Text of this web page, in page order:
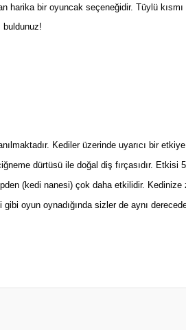
bir oyuncak seçeneğidir. Tüylü
buldunuz!
Kediler üzerinde uyarıcı bir
dürtüsü ile doğal diş fırçasıdır. Etkisi
(kedi nanesi) çok daha etkilidir. Kedinize
oyun oynadığında sizler de aynı